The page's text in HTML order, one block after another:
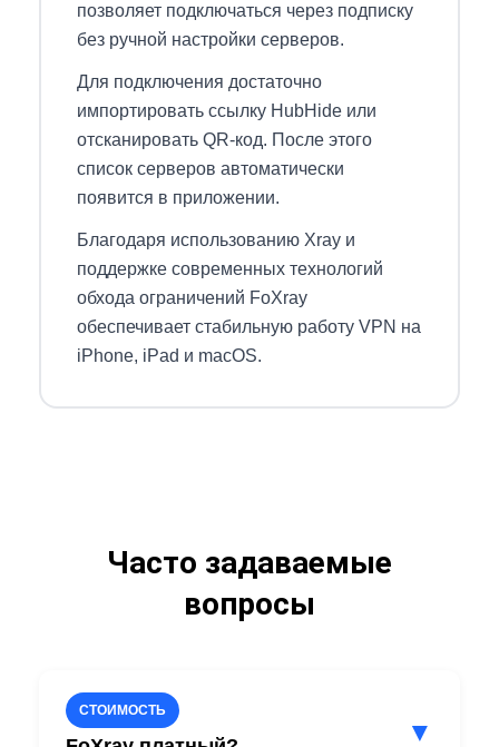
позволяет подключаться через подписку
без ручной настройки серверов.
Для подключения достаточно
импортировать ссылку HubHide или
отсканировать QR-код. После этого
список серверов автоматически
появится в приложении.
Благодаря использованию Xray и
поддержке современных технологий
обхода ограничений FoXray
обеспечивает стабильную работу VPN на
iPhone, iPad и macOS.
Часто задаваемые
вопросы
СТОИМОСТЬ
▼